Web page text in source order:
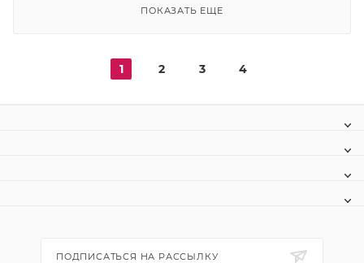
ПОКАЗАТЬ ЕЩЕ
1 2 3 4
ПОДПИСАТЬСЯ НА РАССЫЛКУ